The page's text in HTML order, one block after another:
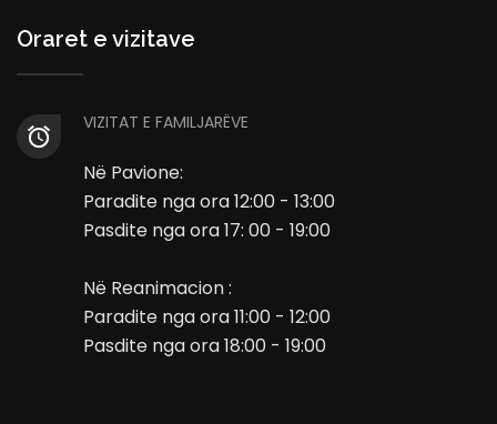
Oraret e vizitave
VIZITAT E FAMILJARËVE
Në Pavione:
Paradite nga ora 12:00 - 13:00
Pasdite nga ora 17: 00 - 19:00
Në Reanimacion :
Paradite nga ora 11:00 - 12:00
Pasdite nga ora 18:00 - 19:00